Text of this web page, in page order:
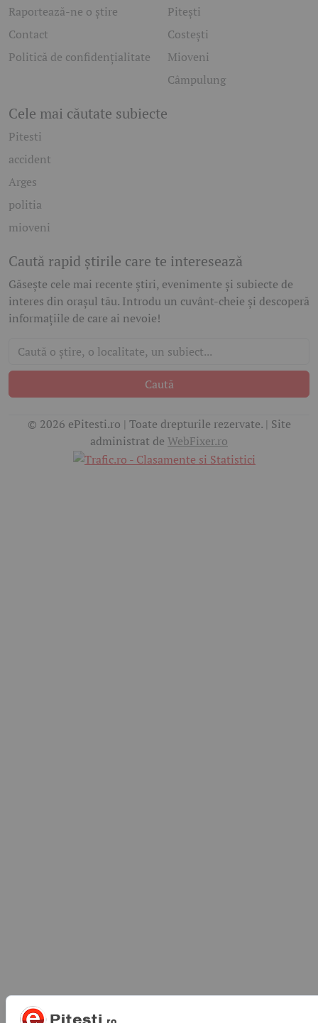
Raportează-ne o știre
Contact
Politică de confidențialitate
Pitești
Costești
Mioveni
Câmpulung
Cele mai căutate subiecte
Pitesti
accident
Arges
politia
mioveni
Caută rapid știrile care te interesează
Găsește cele mai recente știri, evenimente și subiecte de
interes din orașul tău. Introdu un cuvânt-cheie și descoperă
informațiile de care ai nevoie!
Caută
© 2026 ePitesti.ro | Toate drepturile rezervate. | Site
administrat de WebFixer.ro